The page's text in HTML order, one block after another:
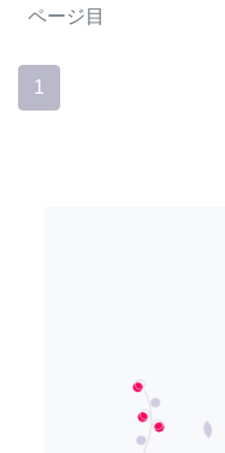
ページ目
1